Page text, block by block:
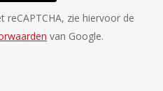
zie hiervoor de
van Google.